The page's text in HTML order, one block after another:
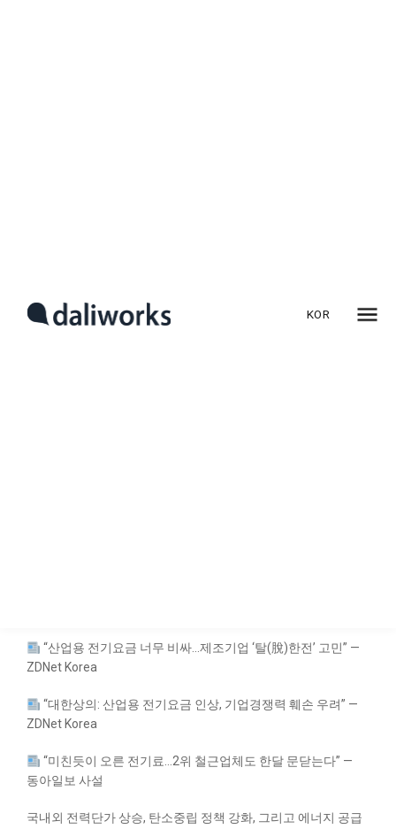
전기요금 인상, 제조업을
“산업용 전기요금 너무 비싸…제조기업 ‘탈(脫)한전’ 고민” —
ZDNet Korea
“대한상의: 산업용 전기요금 인상, 기업경쟁력 훼손 우려” —
ZDNet Korea
“미친듯이 오른 전기료…2위 철근업체도 한달 문닫는다” —
동아일보 사설
국내외 전력단가 상승, 탄소중립 정책 강화, 그리고 에너지 공급
KOR